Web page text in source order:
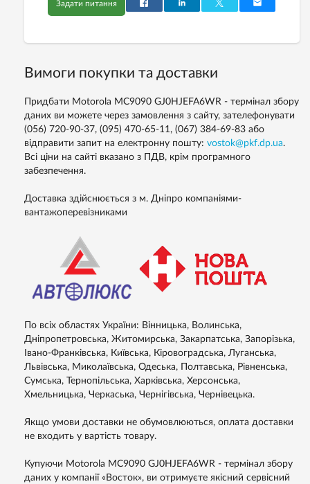
Задати питання
Вимоги покупки та доставки
Придбати Motorola MC9090 GJ0HJEFA6WR - термінал збору
даних ви можете через замовлення з сайту, зателефонувати
(056) 720-90-37, (095) 470-65-11, (067) 384-69-83 або
відправити запит на електронну пошту: vostok@pkf.dp.ua.
Всі ціни на сайті вказано з ПДВ, крім програмного
забезпечення.
Доставка здійснюється з м. Дніпро компаніями-
вантажоперевізниками
По всіх областях України: Вінницька, Волинська,
Дніпропетровська, Житомирська, Закарпатська, Запорізька,
Івано-Франківська, Київська, Кіровоградська, Луганська,
Львівська, Миколаївська, Одеська, Полтавська, Рівненська,
Сумська, Тернопільська, Харківська, Херсонська,
Хмельницька, Черкаська, Чернігівська, Чернівецька.
Якщо умови доставки не обумовлюються, оплата доставки
не входить у вартість товару.
Купуючи Motorola MC9090 GJ0HJEFA6WR - термінал збору
даних у компанії «Восток», ви отримуєте якісний сервісний